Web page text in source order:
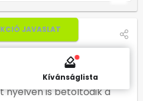
vevő > Import
vonatkozik.
öt új nyelven
román, bolgár,
nyelven is betöltődik a
JAVASLAT
Kívánságlista